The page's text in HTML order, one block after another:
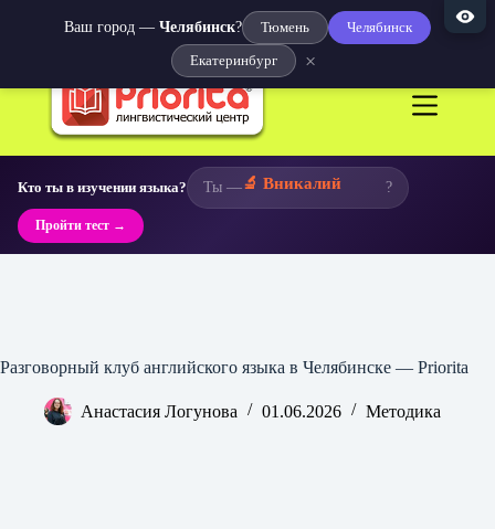
Кто ты в изучении языка? Ты —🔬 Вникалий ?
Пройти тест →
Разговорный клуб английского языка в Челябинске — Priorita
Анастасия Логунова 01.06.2026 Методика
Ваш город — Челябинск? Тюмень
Челябинск
Екатеринбург
×